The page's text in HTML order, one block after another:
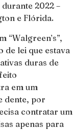
durante 2022 –
e Flórida.
“Walgreen’s”,
de lei que estava
duras de
em um
dente, por
contratar um
apenas para